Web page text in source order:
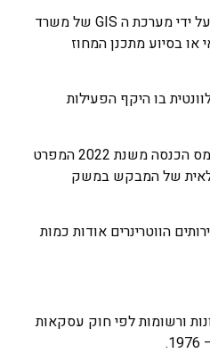
מיפוי השטחים שבוצע על ידי מערכת ה GIS של משרד
בסיוע מתכנן המחוז
בו היקף הפעילות
טופס 1220 חתום בידי מס הכנסה משנת 2022 המפרט
של המבקש במשק
הווטרינרים אודות כמות
ורשומות לפי חוק עסקאות